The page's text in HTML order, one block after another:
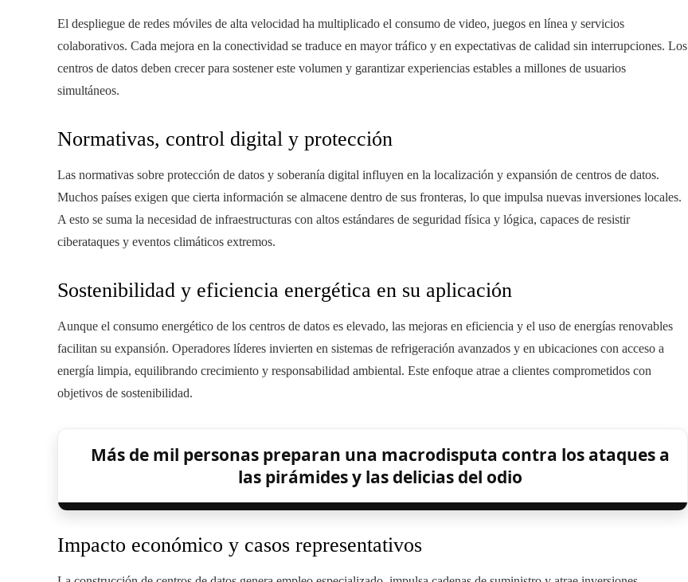
El despliegue de redes móviles de alta velocidad ha multiplicado el consumo de video, juegos en línea y servicios
colaborativos. Cada mejora en la conectividad se traduce en mayor tráfico y en expectativas de calidad sin interrupciones. Los
centros de datos deben crecer para sostener este volumen y garantizar experiencias estables a millones de usuarios
simultáneos.
Normativas, control digital y protección
Las normativas sobre protección de datos y soberanía digital influyen en la localización y expansión de centros de datos.
Muchos países exigen que cierta información se almacene dentro de sus fronteras, lo que impulsa nuevas inversiones locales.
A esto se suma la necesidad de infraestructuras con altos estándares de seguridad física y lógica, capaces de resistir
ciberataques y eventos climáticos extremos.
Sostenibilidad y eficiencia energética en su aplicación
Aunque el consumo energético de los centros de datos es elevado, las mejoras en eficiencia y el uso de energías renovables
facilitan su expansión. Operadores líderes invierten en sistemas de refrigeración avanzados y en ubicaciones con acceso a
energía limpia, equilibrando crecimiento y responsabilidad ambiental. Este enfoque atrae a clientes comprometidos con
objetivos de sostenibilidad.
Más de mil personas preparan una macrodisputa contra los ataques a
las pirámides y las delicias del odio
Impacto económico y casos representativos